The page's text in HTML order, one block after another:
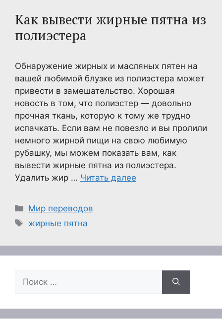
Как вывести жирные пятна из
полиэстера
Обнаружение жирных и масляных пятен на
вашей любимой блузке из полиэстера может
привести в замешательство. Хорошая
новость в том, что полиэстер — довольно
прочная ткань, которую к тому же трудно
испачкать. Если вам не повезло и вы пролили
немного жирной пищи на свою любимую
рубашку, мы можем показать вам, как
вывести жирные пятна из полиэстера.
Удалить жир … Читать далее
Рубрики
Мир переводов
Метки
жирные пятна
Поиск: